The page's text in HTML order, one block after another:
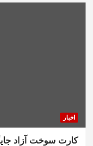
اخبار
کارت سوخت آزاد